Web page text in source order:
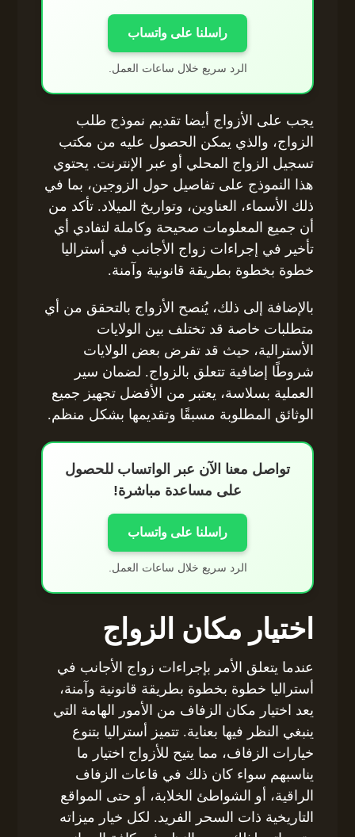
راسلنا على واتساب
الرد سريع خلال ساعات العمل.
يجب على الأزواج أيضا تقديم نموذج طلب
الزواج، والذي يمكن الحصول عليه من مكتب
تسجيل الزواج المحلي أو عبر الإنترنت. يحتوي
هذا النموذج على تفاصيل حول الزوجين، بما في
ذلك الأسماء، العناوين، وتواريخ الميلاد. تأكد من
أن جميع المعلومات صحيحة وكاملة لتفادي أي
تأخير في إجراءات زواج الأجانب في أستراليا
خطوة بخطوة بطريقة قانونية وآمنة.
بالإضافة إلى ذلك، يُنصح الأزواج بالتحقق من أي
متطلبات خاصة قد تختلف بين الولايات
الأسترالية، حيث قد تفرض بعض الولايات
شروطًا إضافية تتعلق بالزواج. لضمان سير
العملية بسلاسة، يعتبر من الأفضل تجهيز جميع
الوثائق المطلوبة مسبقًا وتقديمها بشكل منظم.
تواصل معنا الآن عبر الواتساب للحصول
على مساعدة مباشرة!
راسلنا على واتساب
الرد سريع خلال ساعات العمل.
اختيار مكان الزواج
عندما يتعلق الأمر بإجراءات زواج الأجانب في
أستراليا خطوة بخطوة بطريقة قانونية وآمنة،
يعد اختيار مكان الزفاف من الأمور الهامة التي
ينبغي النظر فيها بعناية. تتميز أستراليا بتنوع
خيارات الزفاف، مما يتيح للأزواج اختيار ما
يناسبهم سواء كان ذلك في قاعات الزفاف
الراقية، أو الشواطئ الخلابة، أو حتى المواقع
التاريخية ذات السحر الفريد. لكل خيار ميزاته